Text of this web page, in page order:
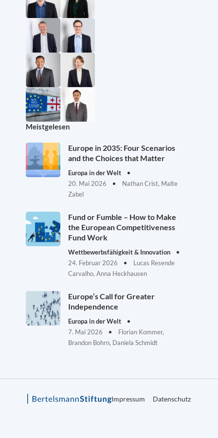
Meistgelesen
Europe in 2035: Four Scenarios
and the Choices that Matter
Europa in der Welt
20. Mai 2026
Nathan Crist, Malte
Zabel
Fund or Fumble – How to Make
the European Competitiveness
Fund Work
Wettbewerbsfähigkeit & Innovation
24. Februar 2026
Lucas Resende
Carvalho, Anna Heckhausen
Europe’s Call for Greater
Independence
Europa in der Welt
7. Mai 2026
Florian Kommer,
Brandon Bohrn, Daniela Schmidt
Impressum Datenschutz